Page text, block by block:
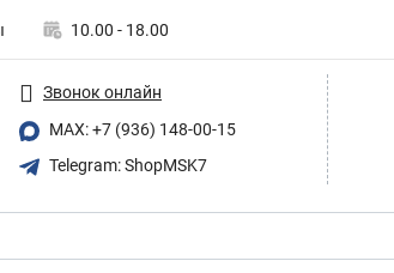
10.00 - 18.00
Звонок онлайн
MAX: +7 (936) 148-00-15
Telegram: ShopMSK7